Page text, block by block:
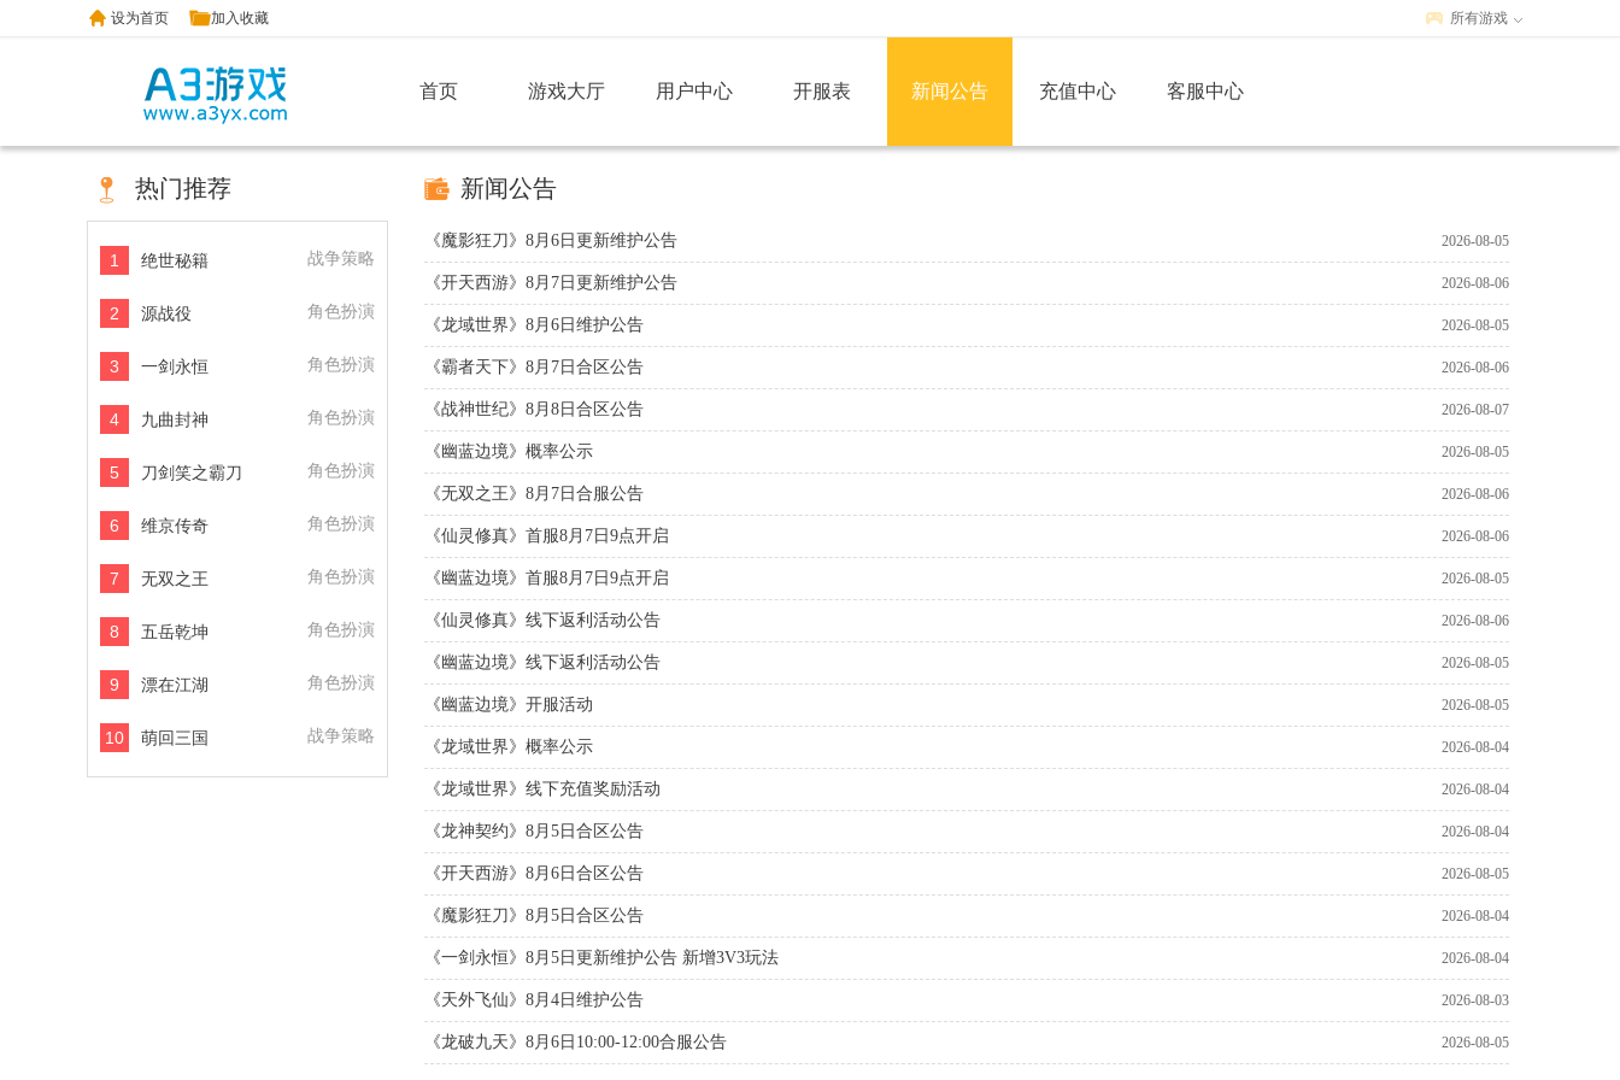
设为首页 加入收藏 所有游戏
首页 游戏大厅 用户中心 开服表 新闻公告 充值中心 客服中心
热门推荐
战争策略
1 绝世秘籍
角色扮演
2 源战役
角色扮演
3 一剑永恒
角色扮演
4 九曲封神
角色扮演
5 刀剑笑之霸刀
角色扮演
6 维京传奇
角色扮演
7 无双之王
角色扮演
8 五岳乾坤
角色扮演
9 漂在江湖
战争策略
10 萌回三国
新闻公告
《魔影狂刀》8月6日更新维护公告 2026-08-05
《开天西游》8月7日更新维护公告 2026-08-06
《龙域世界》8月6日维护公告 2026-08-05
《霸者天下》8月7日合区公告 2026-08-06
《战神世纪》8月8日合区公告 2026-08-07
《幽蓝边境》概率公示 2026-08-05
《无双之王》8月7日合服公告 2026-08-06
《仙灵修真》首服8月7日9点开启 2026-08-06
《幽蓝边境》首服8月7日9点开启 2026-08-05
《仙灵修真》线下返利活动公告 2026-08-06
《幽蓝边境》线下返利活动公告 2026-08-05
《幽蓝边境》开服活动 2026-08-05
《龙域世界》概率公示 2026-08-04
《龙域世界》线下充值奖励活动 2026-08-04
《龙神契约》8月5日合区公告 2026-08-04
《开天西游》8月6日合区公告 2026-08-05
《魔影狂刀》8月5日合区公告 2026-08-04
《一剑永恒》8月5日更新维护公告 新增3V3玩法 2026-08-04
《天外飞仙》8月4日维护公告 2026-08-03
《龙破九天》8月6日10:00-12:00合服公告 2026-08-05